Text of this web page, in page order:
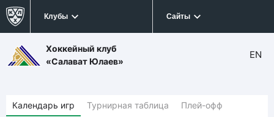
Клубы Сайты
Хоккейный клуб
«Салават Юлаев»
EN
Календарь игр Турнирная таблица Плей-офф